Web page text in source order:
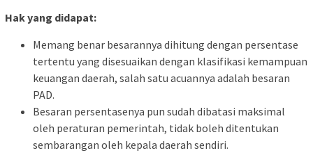
Hak yang didapat:
Memang benar besarannya dihitung dengan persentase
tertentu yang disesuaikan dengan klasifikasi kemampuan
keuangan daerah, salah satu acuannya adalah besaran
PAD.
Besaran persentasenya pun sudah dibatasi maksimal
oleh peraturan pemerintah, tidak boleh ditentukan
sembarangan oleh kepala daerah sendiri.